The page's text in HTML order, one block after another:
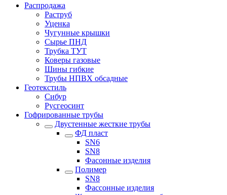
Распродажа
Раструб
Уценка
Чугунные крышки
Сырье ПНД
Трубка ТУТ
Коверы газовые
Шины гибкие
Трубы НПВХ обсадные
Геотекстиль
Сибур
Русгеосинт
Гофрированные трубы
Двустенные жесткие трубы
ФД пласт
SN6
SN8
Фасонные изделия
Полимер
SN8
Фассонные изделия